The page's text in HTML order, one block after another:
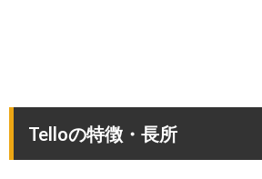
Telloの特徴・長所